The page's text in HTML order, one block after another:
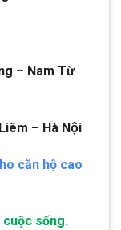
– Nam Từ
– Hà Nội
căn hộ cao
sống.